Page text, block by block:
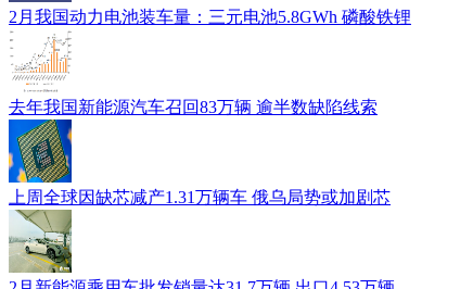
2月我国动力电池装车量：三元电池5.8GWh 磷酸铁锂
去年我国新能源汽车召回83万辆 逾半数缺陷线索
上周全球因缺芯减产1.31万辆车 俄乌局势或加剧芯